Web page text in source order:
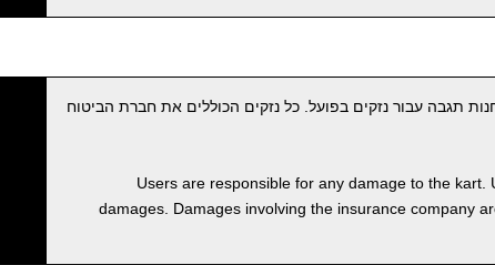
תגבה עבור נזקים בפועל. כל נזקים הכוללים את חברת הביטוח
Users are responsible for any damage to the
damages. Damages involving the insurance company